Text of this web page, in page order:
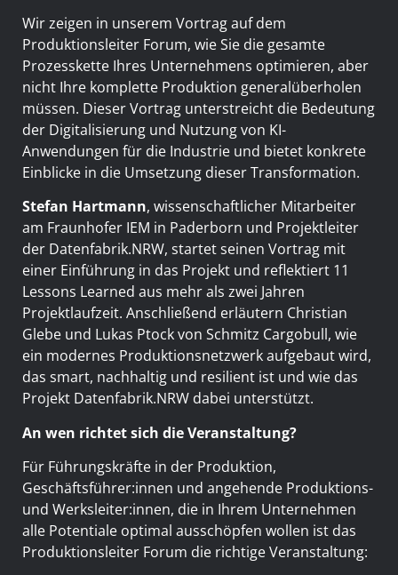
Wir zeigen in unserem Vortrag auf dem
Produktionsleiter Forum, wie Sie die gesamte
Prozesskette Ihres Unternehmens optimieren, aber
nicht Ihre komplette Produktion generalüberholen
müssen. Dieser Vortrag unterstreicht die Bedeutung
der Digitalisierung und Nutzung von KI-
Anwendungen für die Industrie und bietet konkrete
Einblicke in die Umsetzung dieser Transformation.
Stefan Hartmann, wissenschaftlicher Mitarbeiter
am Fraunhofer IEM in Paderborn und Projektleiter
der Datenfabrik.NRW, startet seinen Vortrag mit
einer Einführung in das Projekt und reflektiert 11
Lessons Learned aus mehr als zwei Jahren
Projektlaufzeit. Anschließend erläutern Christian
Glebe und Lukas Ptock von Schmitz Cargobull, wie
ein modernes Produktionsnetzwerk aufgebaut wird,
das smart, nachhaltig und resilient ist und wie das
Projekt Datenfabrik.NRW dabei unterstützt.
An wen richtet sich die Veranstaltung?
Für Führungskräfte in der Produktion,
Geschäftsführer:innen und angehende Produktions-
und Werksleiter:innen, die in Ihrem Unternehmen
alle Potentiale optimal ausschöpfen wollen ist das
Produktionsleiter Forum die richtige Veranstaltung: